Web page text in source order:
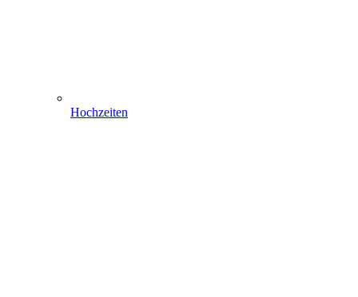
Hochzeiten